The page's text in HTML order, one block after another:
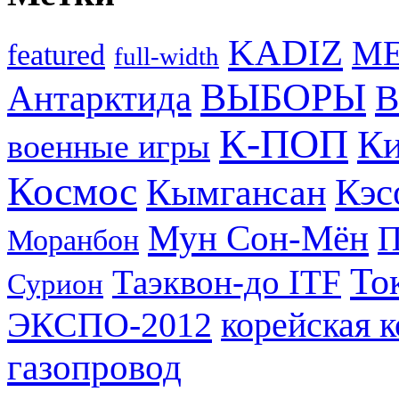
featured full-width KADIZ
Антарктида ВЫБОРЫ
военные игры К-ПОП
Космос Кымгансан
Моранбон Мун Сон-Мён
Сурион Таэквон-до ITF
ЭКСПО-2012 корейская
газопровод